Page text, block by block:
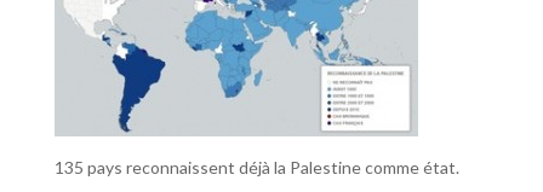
135 pays reconnaissent déjà la Palestine comme état.